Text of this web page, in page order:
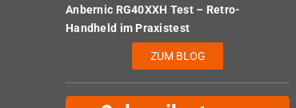
Anbernic RG40XXH Test – Retro-
Handheld im Praxistest
ZUM BLOG